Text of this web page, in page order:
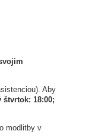
Aby
štvrtok: 18:00;
modlitby v